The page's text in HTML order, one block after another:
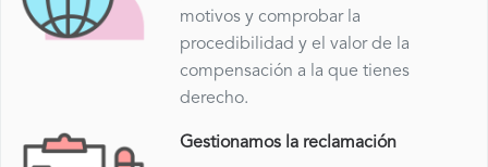
motivos y comprobar la
procedibilidad y el valor de la
compensación a la que tienes
derecho.
Gestionamos la reclamación